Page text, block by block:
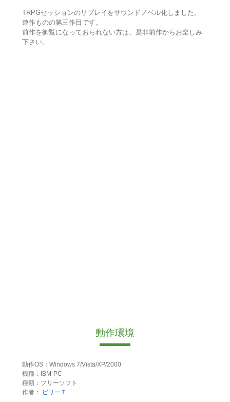
TRPGセッションのリプレイをサウンドノベル化しました。
連作ものの第三作目です。
前作を御覧になっておられない方は、是非前作からお楽しみ
下さい。
動作環境
動作OS：Windows 7/Vista/XP/2000
機種：IBM-PC
種類：フリーソフト
作者：
ビリーＴ